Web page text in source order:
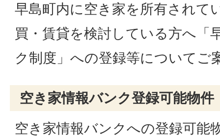
早島町内に空き家を所有されて
買・賃貸を検討している方へ「
ク制度」への登録等についてご
空き家情報バンク登録可能物件
空き家情報バンクへの登録可能